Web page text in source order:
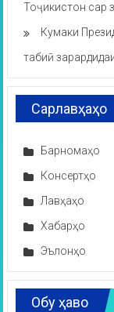
Тоҷикистон сар
Кумаки
табиӣ
Сарлавҳаҳо
Барномаҳо
Консертҳо
Лавҳаҳо
Хабарҳо
Эълонҳо
Обу ҳаво